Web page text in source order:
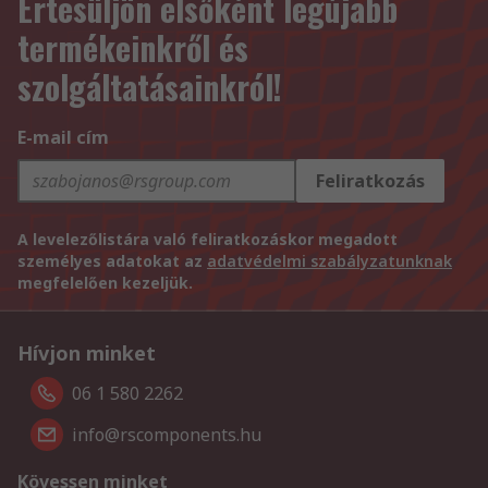
termékeinkről és
szolgáltatásainkról!
E-mail cím
Feliratkozás
A levelezőlistára való feliratkozáskor megadott
személyes adatokat az adatvédelmi szabályzatunknak
megfelelően kezeljük.
Hívjon minket
06 1 580 2262
info@rscomponents.hu
Kövessen minket